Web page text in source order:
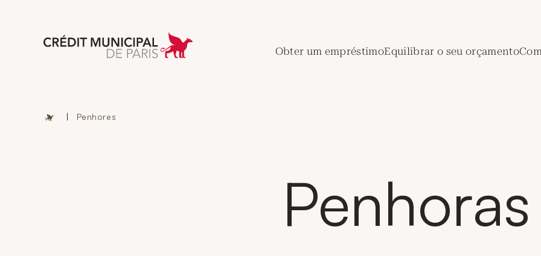
Aller à l'accueil de Crédit Municipal de Paris
Obter um empréstimoEquilibrar o seu orçamento
| Penhores
Penhoras